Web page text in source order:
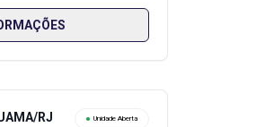
RJ Unidade Aberta